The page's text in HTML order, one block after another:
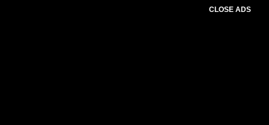
CLOSE ADS